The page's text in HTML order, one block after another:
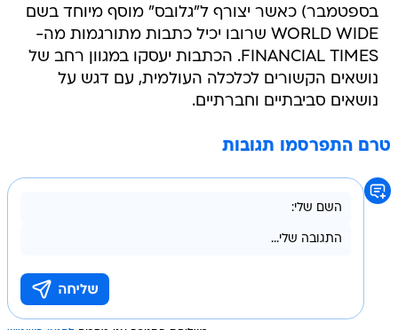
בספטמבר) כאשר יצורף ל"גלובס" מוסף מיוחד בשם
WORLD WIDE שרובו יכיל כתבות מתורגמות מה-
FINANCIAL TIMES. הכתבות יעסקו במגוון רחב של
נושאים הקשורים לכלכלה העולמית, עם דגש על
נושאים סביבתיים וחברתיים.
טרם התפרסמו תגובות